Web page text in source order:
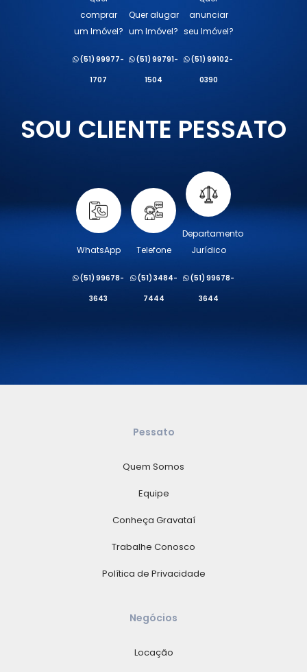
comprar
um Imóvel?
(51) 99977-
1707
Quer alugar
um Imóvel?
(51) 99791-
1504
anunciar
seu Imóvel?
(51) 99102-
0390
SOU CLIENTE PESSATO
WhatsApp
(51) 99678-
3643
Telefone
(51) 3484-
7444
Departamento
Jurídico
(51) 99678-
3644
Pessato
Quem Somos
Equipe
Conheça Gravataí
Trabalhe Conosco
Política de Privacidade
Negócios
Locação